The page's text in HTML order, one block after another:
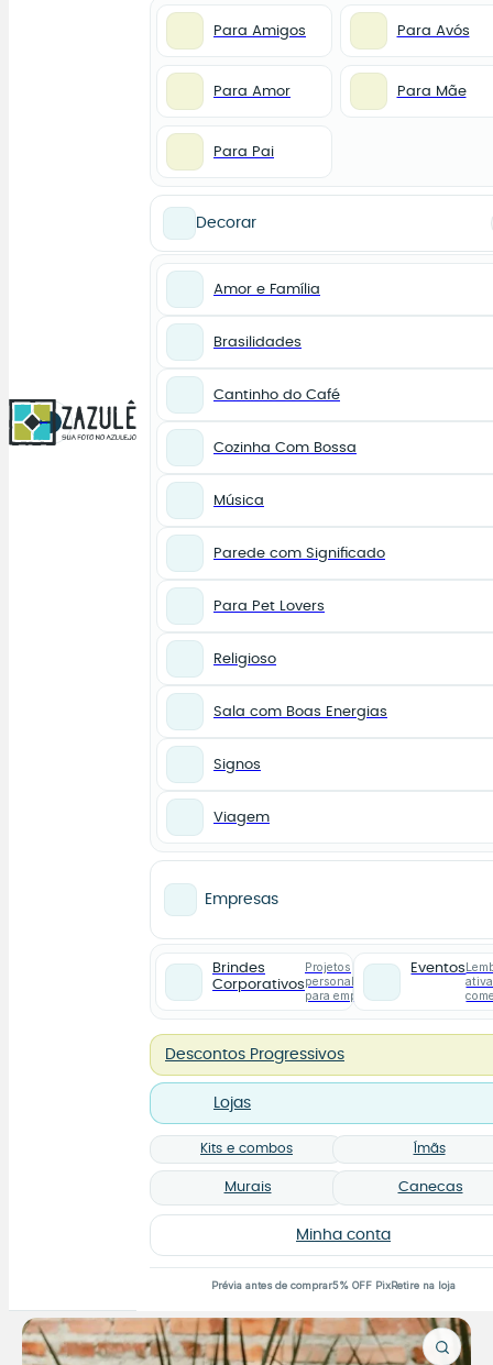
0
Para Amigos Para Avós
Para Amor Para Mãe
Para Pai
Decorar
Amor e Família
Brasilidades
Cantinho do Café
Cozinha Com Bossa
Música
Parede com Significado
Para Pet Lovers
Religioso
Sala com Boas Energias
Signos
Viagem
Empresas
Brindes
Corporativos
Projetos
personalizados
para empresas
Eventos
Descontos Progressivos
Lojas
Kits e combos Ímãs
Murais Canecas
Minha conta
Prévia antes de comprar5% OFF PixRetire na loja